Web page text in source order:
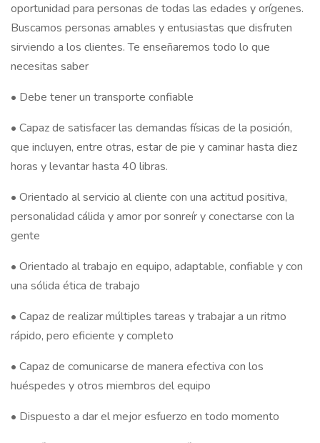
oportunidad para personas de todas las edades y orígenes.
Buscamos personas amables y entusiastas que disfruten
sirviendo a los clientes. Te enseñaremos todo lo que
necesitas saber
• Debe tener un transporte confiable
• Capaz de satisfacer las demandas físicas de la posición,
que incluyen, entre otras, estar de pie y caminar hasta diez
horas y levantar hasta 40 libras.
• Orientado al servicio al cliente con una actitud positiva,
personalidad cálida y amor por sonreír y conectarse con la
gente
• Orientado al trabajo en equipo, adaptable, confiable y con
una sólida ética de trabajo
• Capaz de realizar múltiples tareas y trabajar a un ritmo
rápido, pero eficiente y completo
• Capaz de comunicarse de manera efectiva con los
huéspedes y otros miembros del equipo
• Dispuesto a dar el mejor esfuerzo en todo momento